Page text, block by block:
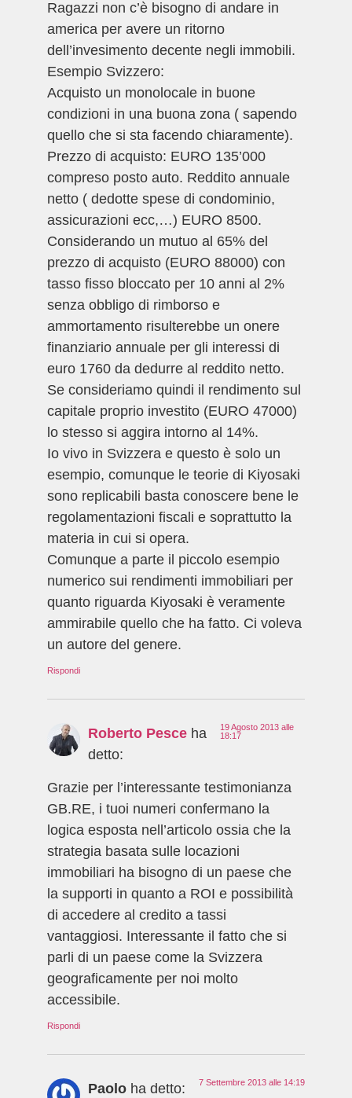
Ragazzi non c’è bisogno di andare in
america per avere un ritorno
dell’invesimento decente negli immobili.
Esempio Svizzero:
Acquisto un monolocale in buone
condizioni in una buona zona ( sapendo
quello che si sta facendo chiaramente).
Prezzo di acquisto: EURO 135’000
compreso posto auto. Reddito annuale
netto ( dedotte spese di condominio,
assicurazioni ecc,…) EURO 8500.
Considerando un mutuo al 65% del
prezzo di acquisto (EURO 88000) con
tasso fisso bloccato per 10 anni al 2%
senza obbligo di rimborso e
ammortamento risulterebbe un onere
finanziario annuale per gli interessi di
euro 1760 da dedurre al reddito netto.
Se consideriamo quindi il rendimento sul
capitale proprio investito (EURO 47000)
lo stesso si aggira intorno al 14%.
Io vivo in Svizzera e questo è solo un
esempio, comunque le teorie di Kiyosaki
sono replicabili basta conoscere bene le
regolamentazioni fiscali e soprattutto la
materia in cui si opera.
Comunque a parte il piccolo esempio
numerico sui rendimenti immobiliari per
quanto riguarda Kiyosaki è veramente
ammirabile quello che ha fatto. Ci voleva
un autore del genere.
Rispondi
Roberto Pesce ha
detto:
19 Agosto 2013 alle
18:17
Grazie per l’interessante testimonianza
GB.RE, i tuoi numeri confermano la
logica esposta nell’articolo ossia che la
strategia basata sulle locazioni
immobiliari ha bisogno di un paese che
la supporti in quanto a ROI e possibilità
di accedere al credito a tassi
vantaggiosi. Interessante il fatto che si
parli di un paese come la Svizzera
geograficamente per noi molto
accessibile.
Rispondi
Paolo ha detto: 7 Settembre 2013 alle 14:19